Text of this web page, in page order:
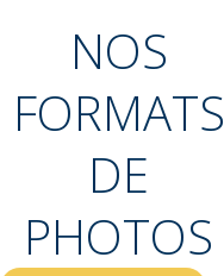
NOS
FORMATS
DE
PHOTOS